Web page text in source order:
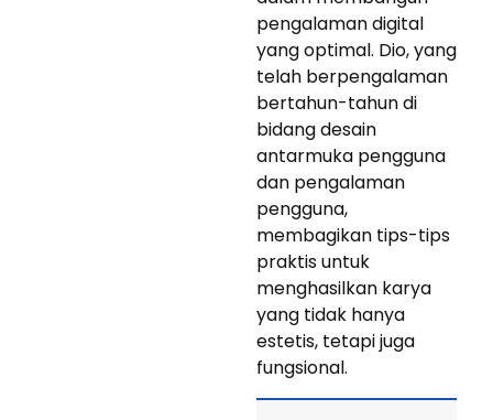
pengalaman digital
yang optimal. Dio, yang
telah berpengalaman
bertahun-tahun di
bidang desain
antarmuka pengguna
dan pengalaman
pengguna,
membagikan tips-tips
praktis untuk
menghasilkan karya
yang tidak hanya
estetis, tetapi juga
fungsional.